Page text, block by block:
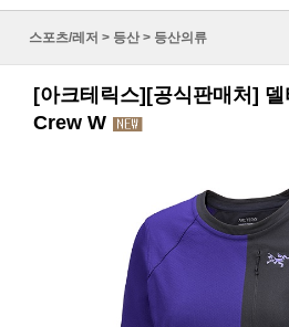
스포츠/레저 > 등산 > 등산의류
[아크테릭스][공식판매처]
Crew W